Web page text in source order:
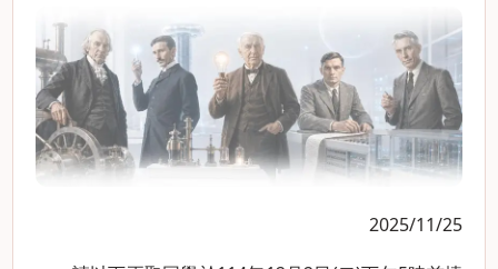
2025/11/25